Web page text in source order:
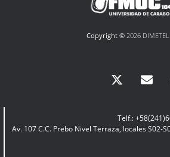
Copyright © 2026
Telf.:
Av. 107 C.C. Prebo Nivel Terraza, locales S02-